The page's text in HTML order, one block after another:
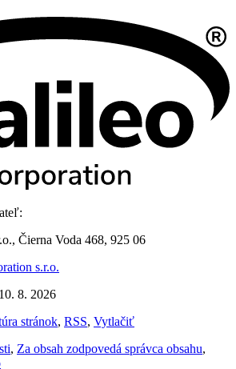
Čierna Voda 468, 925 06
s.r.o.
8. 2026
stránok, RSS, Vytlačiť
, Za obsah zodpovedá správca obsahu,